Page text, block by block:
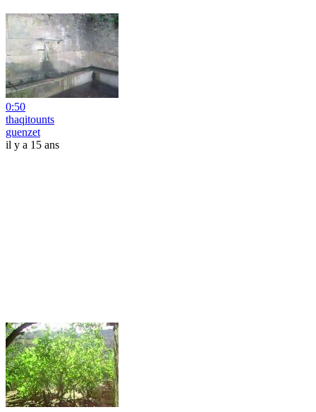
0:50
thaqitounts
guenzet
il y a 15 ans